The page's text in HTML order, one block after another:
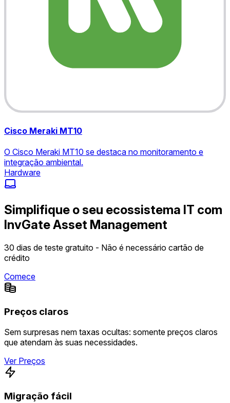
Cisco Meraki MT10
O Cisco Meraki MT10 se destaca no monitoramento e
integração ambiental.
Hardware
Simplifique o seu ecossistema IT com
InvGate Asset Management
30 dias de teste gratuito - Não é necessário cartão de
crédito
Comece
Preços claros
Sem surpresas nem taxas ocultas: somente preços claros
que atendam às suas necessidades.
Ver Preços
Migração fácil